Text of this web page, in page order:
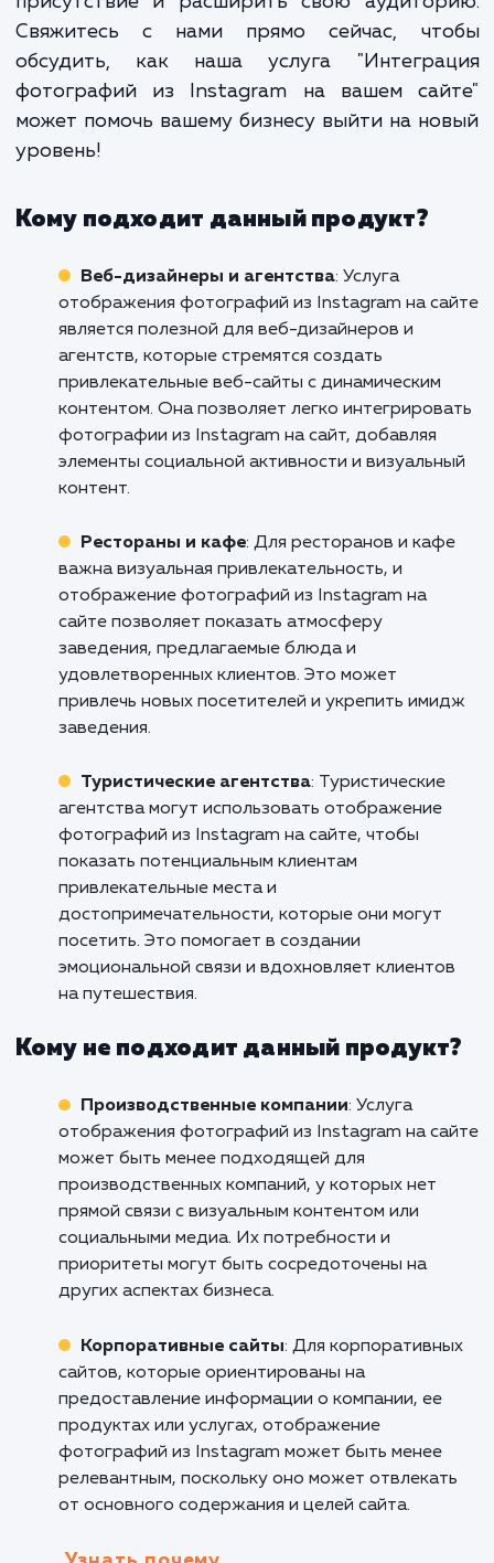
который укрепляет вашу
присутствие и усиливает
маркетинговые усилия.
увеличивает вашу
и помогает привлечь
Не упустите возможность усилить свое
присутствие и расширить свою
Свяжитесь с нами прямо сейчас,
фотографий из Instagram на вашем
может помочь вашему бизнесу выйти на
уровень!
Кому подходит данный продукт?
отображения фотографий из Instagram на
является полезной для веб-дизайнеров и
агентств, которые стремятся создать
привлекательные веб-сайты с динамическим
контентом. Она позволяет легко
фотографии из Instagram на сайт, добавляя
элементы социальной активности и
контент.
Рестораны и кафе: Для ресторанов и
отображение фотографий из Instagram на
сайте позволяет показать атмосферу
заведения, предлагаемые блюда и
удовлетворенных клиентов. Это может
привлечь новых посетителей и укрепить
агентства могут использовать отображение
фотографий из Instagram на сайте, чтобы
показать потенциальным клиентам
привлекательные места и
достопримечательности, которые они могут
посетить. Это помогает в создании
эмоциональной связи и вдохновляет
на путешествия.